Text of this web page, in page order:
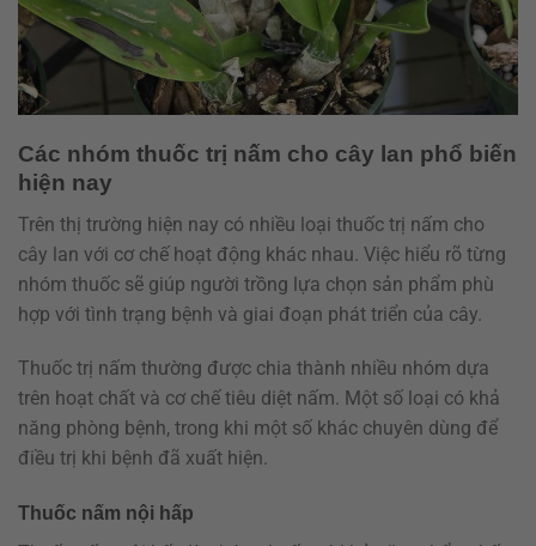
Các nhóm thuốc trị nấm cho cây lan phổ biến
hiện nay
Trên thị trường hiện nay có nhiều loại thuốc trị nấm cho
cây lan với cơ chế hoạt động khác nhau. Việc hiểu rõ từng
nhóm thuốc sẽ giúp người trồng lựa chọn sản phẩm phù
hợp với tình trạng bệnh và giai đoạn phát triển của cây.
Thuốc trị nấm thường được chia thành nhiều nhóm dựa
trên hoạt chất và cơ chế tiêu diệt nấm. Một số loại có khả
năng phòng bệnh, trong khi một số khác chuyên dùng để
điều trị khi bệnh đã xuất hiện.
Thuốc nấm nội hấp